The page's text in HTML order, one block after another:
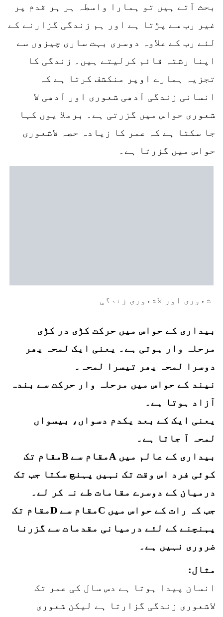
بحث آتے ہیں تو ہمارا واسطہ ہر ہر قدم پر
غیر رب سے پڑتا ہے اور ہم زندگی گزارنے کے
لئے رب کے علاوہ دوسری بہت ساری چیزوں سے
اپنا رشتہ قائم کرلیتے ہیں۔ زندگی کا
تجزیہ ہمارے اوپر منکشف کرتا ہے کہ
انسانی زندگی آدھی شعوری اور آدھی لا
شعوری حواس میں گزرتی ہے۔ برملا یوں کہا
جا سکتا ہے کہ عمر کا زیادہ حصہ لاشعوری
حواس میں گزرتا ہے۔
شعوری اور لاشعوری زندگی
بیداری کے حواس میں حرکت کڑی در کڑی
مرحلہ وار ہوتی ہے۔ یعنی ایک لمحہ پھر
دوسرا لمحہ پھر تیسرا لمحہ۔
نیند کے حواس میں مرحلہ وار حرکت سے بندہ
آزاد ہوتا ہے۔
یعنی ایک کے بعد یکدم دسواں، بیسواں
لمحہ آ جاتا ہے۔
بیداری کے عالم میں Aمقام سے Bمقام تک
کوئی فرد اس وقت تک نہیں پہنچ سکتا جب تک
درمیان کے دوسرے مقامات طے نہ کر لے۔
جب کہ رات کے حواس میں Cمقام سے Dمقام تک
پہنچنے کے لئے درمیانی مقدمات سے گزرنا
ضروری نہیں ہے۔
مثال:
انسان پیدا ہوتا ہے دس سال کی عمر تک
لاشعوری زندگی گزارتا ہے لیکن شعوری